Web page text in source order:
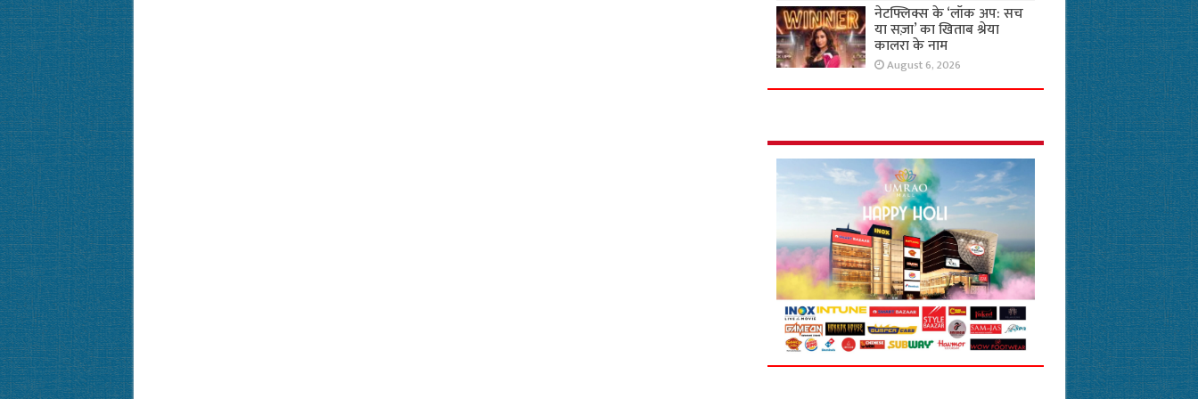
नेटफ्लिक्स के ‘लॉक अप: सच
या सज़ा’ का खिताब श्रेया
कालरा के नाम
August 6, 2026